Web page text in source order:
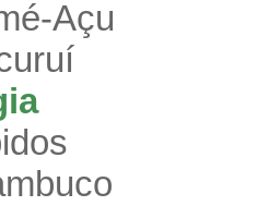
Açu